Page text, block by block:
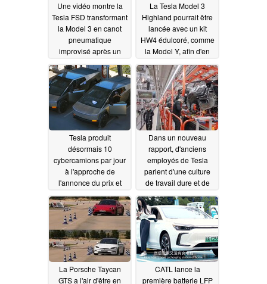
Une vidéo montre la
Tesla FSD transformant
la Model 3 en canot
pneumatique
improvisé après un
aquaplanage sur une
route inondée, tandis
que le propriétaire
blâme Tesla et veut
intenter un procès
08/23/2023
La Tesla Model 3
Highland pourrait être
lancée avec un kit
HW4 édulcoré, comme
la Model Y, afin d'en
réduire le prix08/22/2023
Tesla produit
désormais 10
cybercamions par jour
à l'approche de
l'annonce du prix et
des livraisons08/22/2023
Dans un nouveau
rapport, d'anciens
employés de Tesla
parlent d'une culture
de travail dure et de
l'ignorance de la santé
et de la sécurité des
travailleurs pour
atteindre les objectifs
de production
08/18/2023
La Porsche Taycan
GTS a l'air d'être en
CATL lance la
première batterie LFP